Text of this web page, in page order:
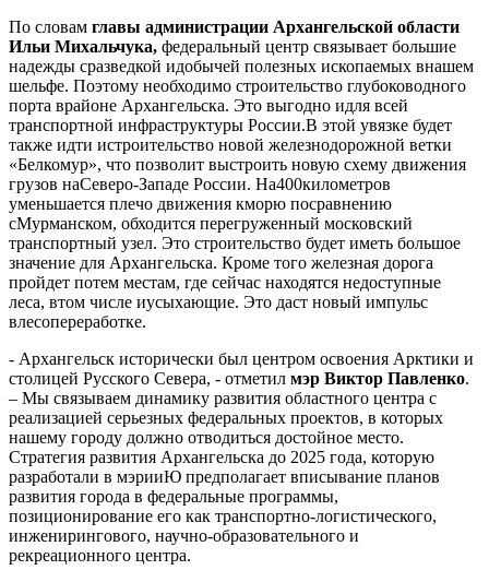
По словам главы администрации Архангельской области
Ильи Михальчука, федеральный центр связывает большие
надежды сразведкой идобычей полезных ископаемых внашем
шельфе. Поэтому необходимо строительство глубоководного
порта врайоне Архангельска. Это выгодно идля всей
транспортной инфраструктуры России.В этой увязке будет
также идти истроительство новой железнодорожной ветки
«Белкомур», что позволит выстроить новую схему движения
грузов наСеверо-Западе России. На400километров
уменьшается плечо движения кморю посравнению
сМурманском, обходится перегруженный московский
транспортный узел. Это строительство будет иметь большое
значение для Архангельска. Кроме того железная дорога
пройдет потем местам, где сейчас находятся недоступные
леса, втом числе иусыхающие. Это даст новый импульс
влесопереработке.
- Архангельск исторически был центром освоения Арктики и
столицей Русского Севера, - отметил мэр Виктор Павленко.
– Мы связываем динамику развития областного центра с
реализацией серьезных федеральных проектов, в которых
нашему городу должно отводиться достойное место.
Стратегия развития Архангельска до 2025 года, которую
разработали в мэрииЮ предполагает вписывание планов
развития города в федеральные программы,
позиционирование его как транспортно-логистического,
инженирингового, научно-образовательного и
рекреационного центра.